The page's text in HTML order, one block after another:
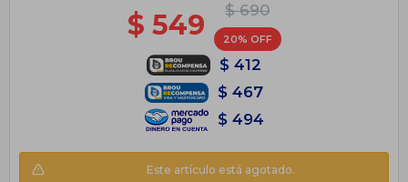
$ 690
$ 549 20
$ 412
$ 467
$ 494
Este artículo está agotado.